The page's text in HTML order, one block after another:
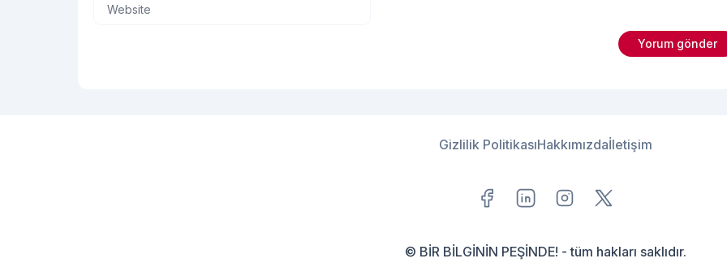
Gizlilik PolitikasıHakkımızdaİletişim
© BİR BİLGİNİN PEŞİNDE! - tüm hakları saklıdır.